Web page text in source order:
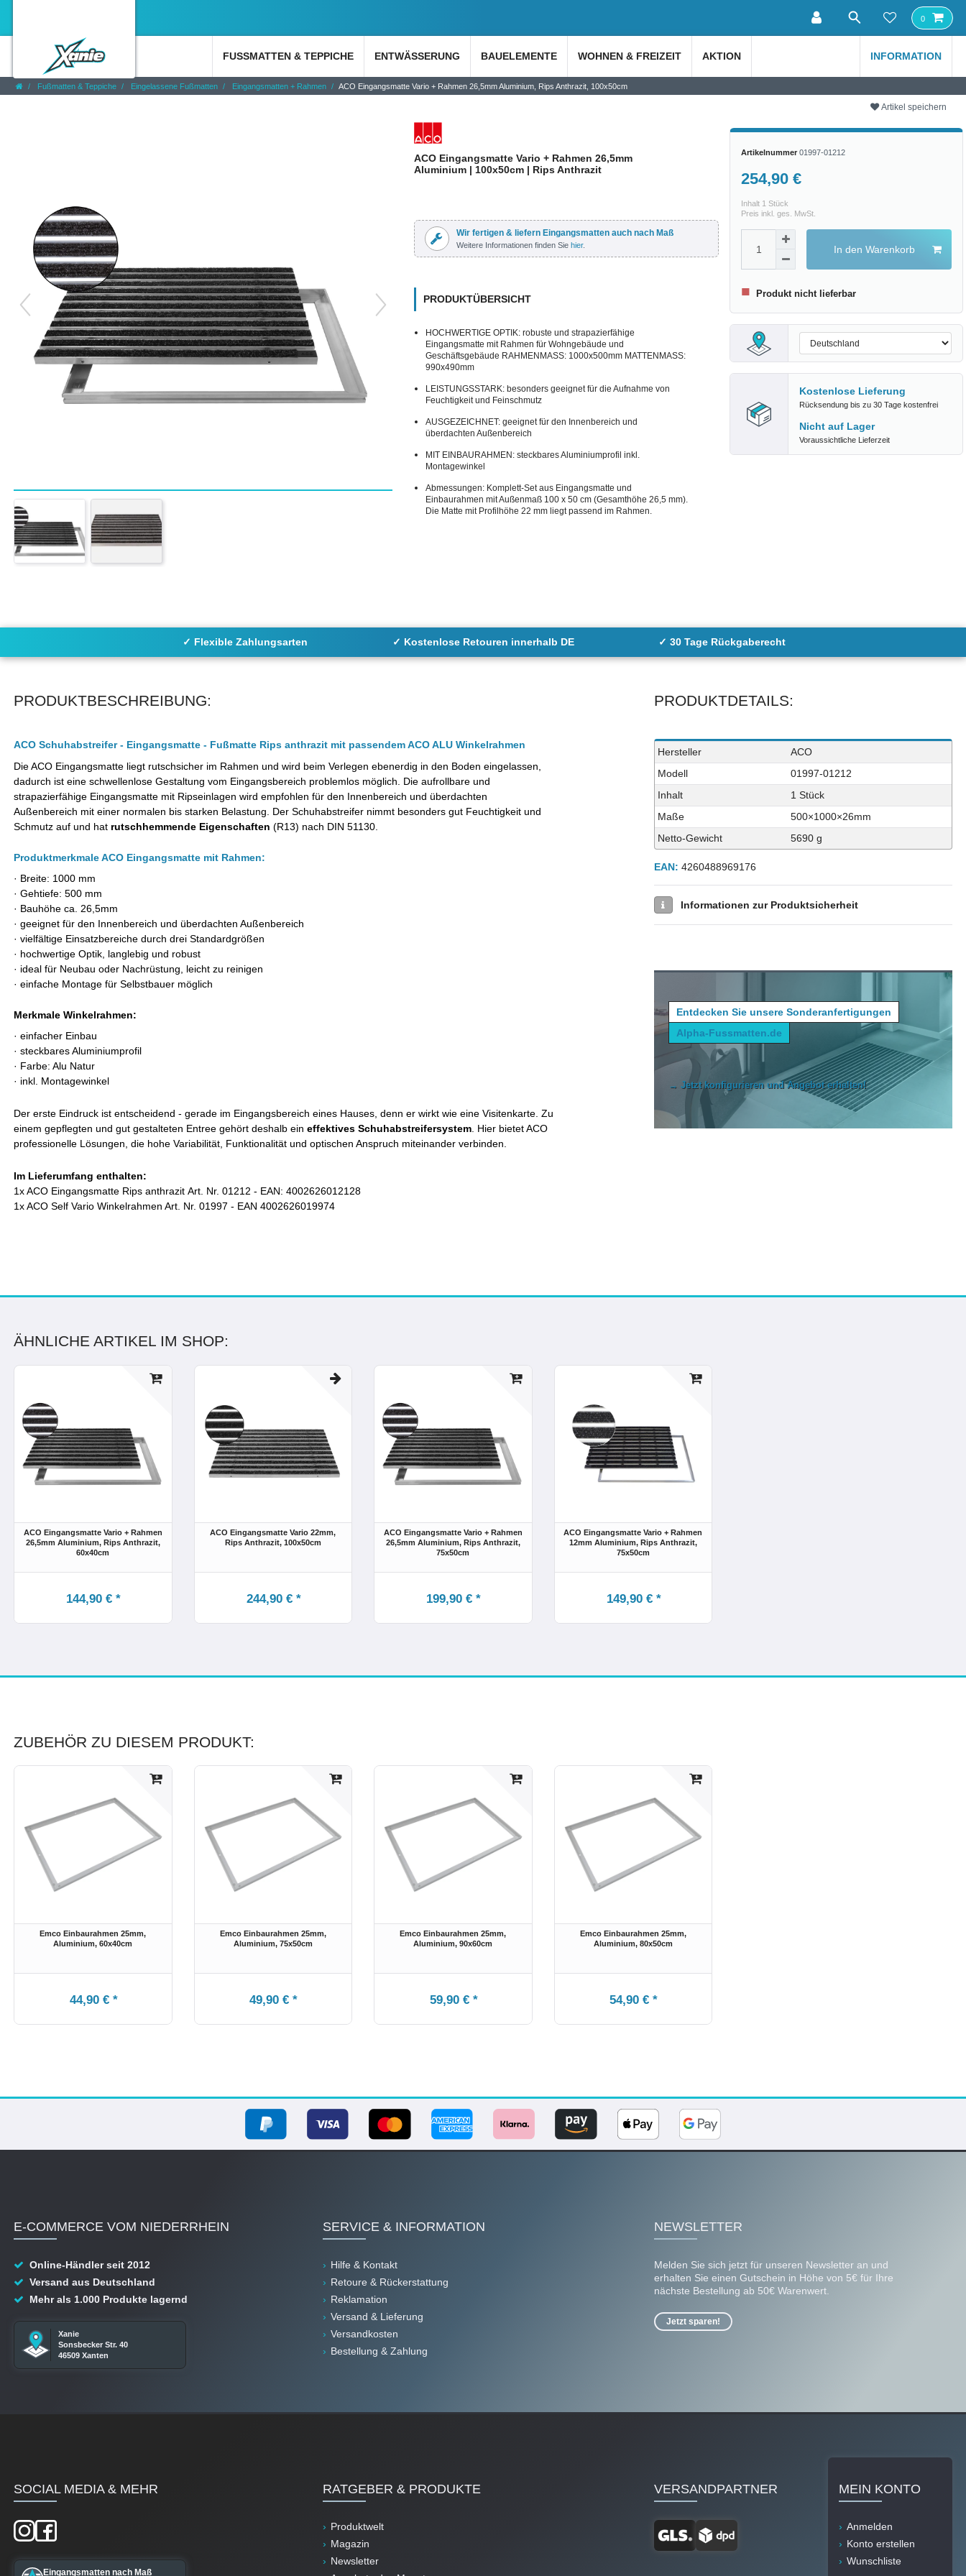
0
FUSSMATTEN & TEPPICHE ENTWÄSSERUNG BAUELEMENTE WOHNEN & FREIZEIT AKTION INFORMATION
Fußmatten & Teppiche Eingelassene Fußmatten Eingangsmatten + Rahmen ACO Eingangsmatte Vario + Rahmen 26,5mm Aluminium, Rips Anthrazit, 100x50cm
ACO Eingangsmatte Vario + Rahmen 26,5mm
Aluminium | 100x50cm | Rips Anthrazit
Artikel speichern
Wir fertigen & liefern Eingangsmatten auch nach Maß
Weitere Informationen finden Sie hier.
PRODUKTÜBERSICHT
HOCHWERTIGE OPTIK: robuste und strapazierfähige
Eingangsmatte mit Rahmen für Wohngebäude und
Geschäftsgebäude RAHMENMASS: 1000x500mm MATTENMASS:
990x490mm
LEISTUNGSSTARK: besonders geeignet für die Aufnahme von
Feuchtigkeit und Feinschmutz
AUSGEZEICHNET: geeignet für den Innenbereich und
überdachten Außenbereich
MIT EINBAURAHMEN: steckbares Aluminiumprofil inkl.
Montagewinkel
Abmessungen: Komplett-Set aus Eingangsmatte und
Einbaurahmen mit Außenmaß 100 x 50 cm (Gesamthöhe 26,5 mm).
Die Matte mit Profilhöhe 22 mm liegt passend im Rahmen.
Artikelnummer01997-01212
254,90 €
Inhalt 1Stück
Preis inkl. ges. MwSt.
In den Warenkorb
■ Produkt nicht lieferbar
Kostenlose Lieferung
Rücksendung bis zu 30 Tage kostenfrei
Nicht auf Lager
Voraussichtliche Lieferzeit
✓ Flexible Zahlungsarten ✓ Kostenlose Retouren innerhalb DE ✓ 30 Tage Rückgaberecht
PRODUKTBESCHREIBUNG:
ACO Schuhabstreifer - Eingangsmatte - Fußmatte Rips anthrazit mit passendem ACO ALU Winkelrahmen
Die ACO Eingangsmatte liegt rutschsicher im Rahmen und wird beim Verlegen ebenerdig in den Boden eingelassen,
dadurch ist eine schwellenlose Gestaltung vom Eingangsbereich problemlos möglich. Die aufrollbare und
strapazierfähige Eingangsmatte mit Ripseinlagen wird empfohlen für den Innenbereich und überdachten
Außenbereich mit einer normalen bis starken Belastung. Der Schuhabstreifer nimmt besonders gut Feuchtigkeit und
Schmutz auf und hat rutschhemmende Eigenschaften (R13) nach DIN 51130.
Produktmerkmale ACO Eingangsmatte mit Rahmen:
· Breite: 1000 mm
· Gehtiefe: 500 mm
· Bauhöhe ca. 26,5mm
· geeignet für den Innenbereich und überdachten Außenbereich
· vielfältige Einsatzbereiche durch drei Standardgrößen
· hochwertige Optik, langlebig und robust
· ideal für Neubau oder Nachrüstung, leicht zu reinigen
· einfache Montage für Selbstbauer möglich
Merkmale Winkelrahmen:
· einfacher Einbau
· steckbares Aluminiumprofil
· Farbe: Alu Natur
· inkl. Montagewinkel
Der erste Eindruck ist entscheidend - gerade im Eingangsbereich eines Hauses, denn er wirkt wie eine Visitenkarte. Zu
einem gepflegten und gut gestalteten Entree gehört deshalb ein effektives Schuhabstreifersystem . Hier bietet ACO
professionelle Lösungen, die hohe Variabilität, Funktionalität und optischen Anspruch miteinander verbinden.
Im Lieferumfang enthalten:
1x ACO Eingangsmatte Rips anthrazit Art. Nr. 01212 - EAN: 4002626012128
1x ACO Self Vario Winkelrahmen Art. Nr. 01997 - EAN 4002626019974
PRODUKTDETAILS:
Technisches
Merkmal
Wert
Hersteller
ACO
Modell
01997-01212
Inhalt
1 Stück
Maße
500×1000×26mm
Netto-Gewicht
5690 g
EAN: 4260488969176
Informationen zur Produktsicherheit
Entdecken Sie unsere Sonderanfertigungen
Alpha-Fussmatten.de
→ Jetzt konfigurieren und Angebot erhalten!
ÄHNLICHE ARTIKEL IM SHOP:
ACO Eingangsmatte Vario + Rahmen
26,5mm Aluminium, Rips Anthrazit,
60x40cm
144,90 € *
ACO Eingangsmatte Vario 22mm,
Rips Anthrazit, 100x50cm
244,90 € *
ACO Eingangsmatte Vario + Rahmen
26,5mm Aluminium, Rips Anthrazit,
75x50cm
199,90 € *
ACO Eingangsmatte Vario + Rahmen
12mm Aluminium, Rips Anthrazit,
75x50cm
149,90 € *
ZUBEHÖR ZU DIESEM PRODUKT:
Emco Einbaurahmen 25mm,
Aluminium, 60x40cm
44,90 € *
Emco Einbaurahmen 25mm,
Aluminium, 75x50cm
49,90 € *
Emco Einbaurahmen 25mm,
Aluminium, 90x60cm
59,90 € *
Emco Einbaurahmen 25mm,
Aluminium, 80x50cm
54,90 € *
E-COMMERCE VOM NIEDERRHEIN
Online-Händler seit 2012
Versand aus Deutschland
Mehr als 1.000 Produkte lagernd
Xanie
Sonsbecker Str. 40
46509 Xanten
SERVICE & INFORMATION
Hilfe & Kontakt
Retoure & Rückerstattung
Reklamation
Versand & Lieferung
Versandkosten
Bestellung & Zahlung
NEWSLETTER
Melden Sie sich jetzt für unseren Newsletter an und
erhalten Sie einen Gutschein in Höhe von 5€ für Ihre
nächste Bestellung ab 50€ Warenwert.
Jetzt sparen!
SOCIAL MEDIA & MEHR
Eingangsmatten nach Maß
RATGEBER & PRODUKTE
Produktwelt
Magazin
Newsletter
VERSANDPARTNER MEIN KONTO
Anmelden
Konto erstellen
Wunschliste